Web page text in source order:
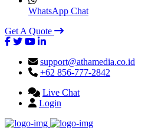
WhatsApp Chat
Get A Quote
support@athamedia.co.id
+62 856-777-2842
Live Chat
Login